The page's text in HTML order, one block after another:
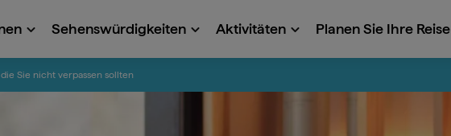
Sehenswürdigkeiten Aktivitäten Planen Sie Ihre Reise
Sie nicht verpassen sollten